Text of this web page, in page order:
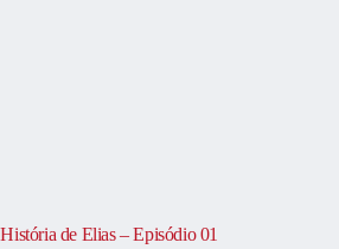
de Elias – Episódio 01